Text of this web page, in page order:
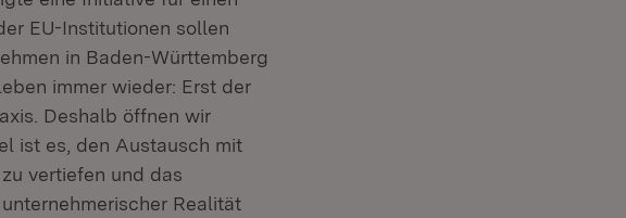
EU-Institutionen sollen
in Baden-Württemberg
immer wieder: Erst der
Deshalb öffnen wir
ist es, den Austausch mit
vertiefen und das
Realität